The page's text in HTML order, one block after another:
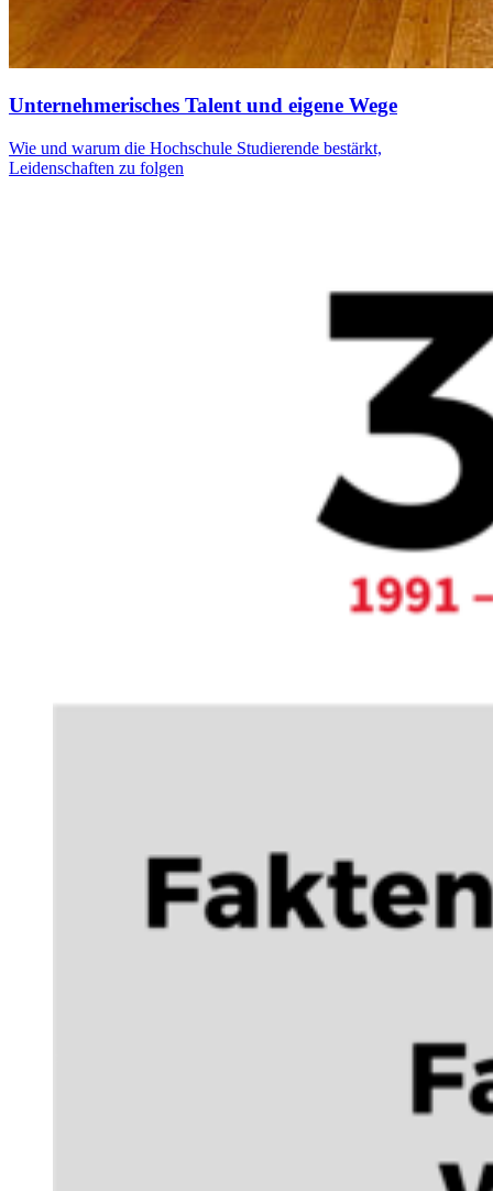
Un­ternehmerisches Tal­ent und eigene Wege
Wie und warum die Hochschule Studierende bestärkt,
Leidenschaften zu folgen